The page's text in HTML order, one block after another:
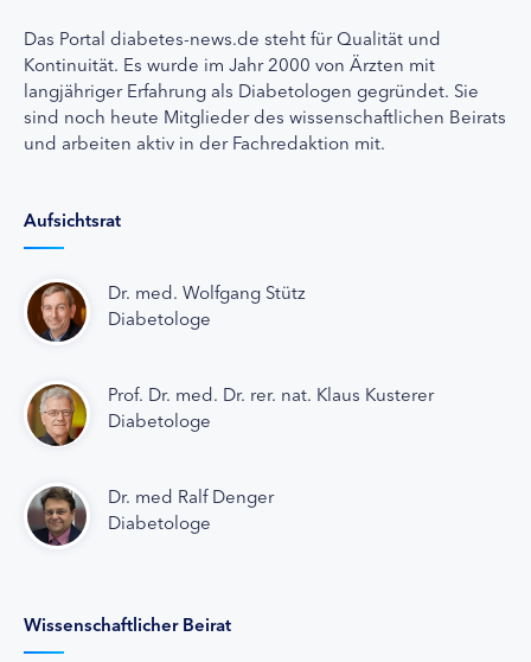
Das Portal diabetes-news.de steht für Qualität und
Kontinuität. Es wurde im Jahr 2000 von Ärzten mit
langjähriger Erfahrung als Diabetologen gegründet. Sie
sind noch heute Mitglieder des wissenschaftlichen Beirats
und arbeiten aktiv in der Fachredaktion mit.
Aufsichtsrat
Dr. med. Wolfgang Stütz
Diabetologe
Prof. Dr. med. Dr. rer. nat. Klaus Kusterer
Diabetologe
Dr. med Ralf Denger
Diabetologe
Wissenschaftlicher Beirat